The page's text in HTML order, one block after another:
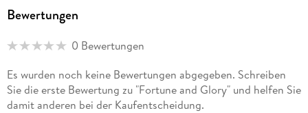
Bewertungen
0 Bewertungen
Es wurden noch keine Bewertungen abgegeben. Schreiben
Sie die erste Bewertung zu "Fortune and Glory" und helfen Sie
damit anderen bei der Kaufentscheidung.